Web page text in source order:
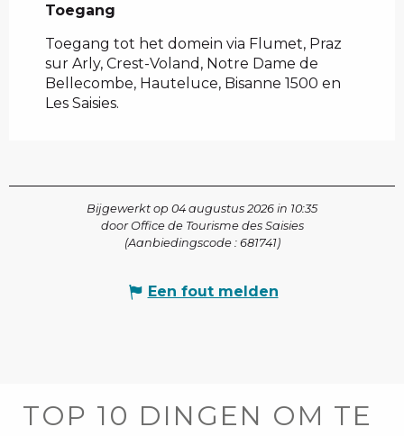
Toegang
Toegang
Toegang tot het domein via Flumet, Praz
sur Arly, Crest-Voland, Notre Dame de
Bellecombe, Hauteluce, Bisanne 1500 en
Les Saisies.
Bijgewerkt op 04 augustus 2026 in 10:35
door Office de Tourisme des Saisies
(Aanbiedingscode : 681741)
Een fout melden
TOP 10 DINGEN OM TE